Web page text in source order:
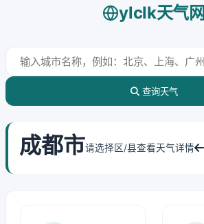
ylclk天气网
查询天气
成都市请选择区/县查看天气详情